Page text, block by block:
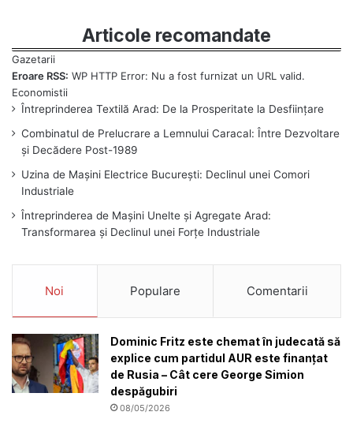
Articole recomandate
Eroare RSS: WP HTTP Error: Nu a fost furnizat un URL valid.
Întreprinderea Textilă Arad: De la Prosperitate la Desființare
Combinatul de Prelucrare a Lemnului Caracal: Între Dezvoltare
și Decădere Post-1989
Uzina de Mașini Electrice București: Declinul unei Comori
Industriale
Întreprinderea de Mașini Unelte și Agregate Arad:
Transformarea și Declinul unei Forțe Industriale
Noi Populare Comentarii
Dominic Fritz este chemat în judecată să
explice cum partidul AUR este finanțat
de Rusia – Cât cere George Simion
despăgubiri
08/05/2026